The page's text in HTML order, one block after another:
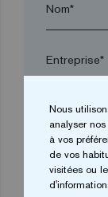
Nom*
Entreprise*
Ville*
Nous
analyser
à vos
de vos
visitées ou